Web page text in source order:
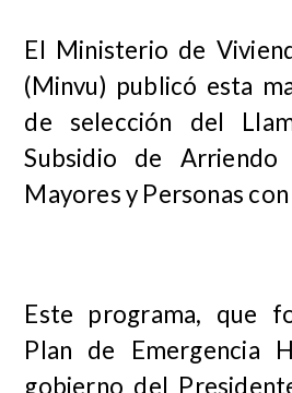
El Ministerio de
(Minvu) publicó esta
de selección del
Subsidio de Arriendo
Mayores y Personas
Este programa, que
Plan de Emergencia
gobierno del